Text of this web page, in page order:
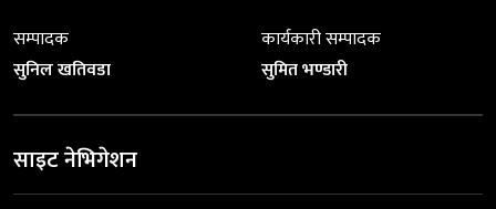
सम्पादक
सुनिल खतिवडा
कार्यकारी सम्पादक
सुमित भण्डारी
साइट नेभिगेशन